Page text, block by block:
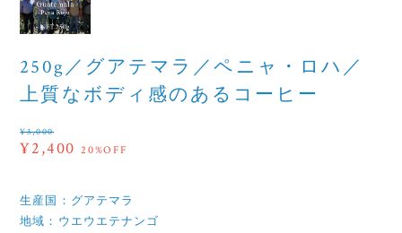
250g／グアテマラ／ペニャ・ロハ／
上質なボディ感のあるコーヒー
¥3,000
¥2,400 20%OFF
生産国：グアテマラ
地域：ウエウエテナンゴ